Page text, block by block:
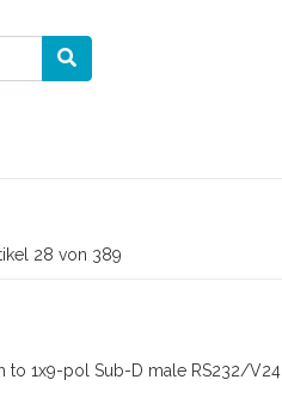
28 von 389
to 1x9-pol Sub-D male RS232/V24